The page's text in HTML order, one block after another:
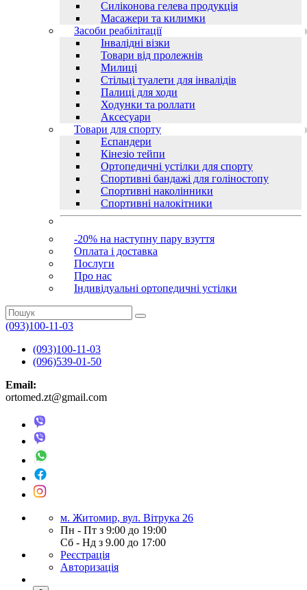
Силіконова гелева продукція
Масажери та килимки
Засоби реабілітації
Інвалідні візки
Товари від пролежнів
Милиці
Стільці туалети для інвалідів
Палиці для ходи
Ходунки та роллати
Аксесуари
Товари для спорту
Еспандери
Кінезіо тейпи
Ортопедичні устілки для спорту
Спортивні бандажі для голіностопу
Спортивні наколінники
Спортивні налокітники
-20% на наступну пару взуття
Оплата і доставка
Послуги
Про нас
Індивідуальні ортопедичні устілки
(093)100-11-03
(093)100-11-03
(096)539-01-50
Email:
ortomed.zt@gmail.com
м. Житомир, вул. Вітрука 26
Пн - Пт з 9:00 до 19:00
Сб - Нд з 9.00 до 17:00
Реєстрація
Авторизація